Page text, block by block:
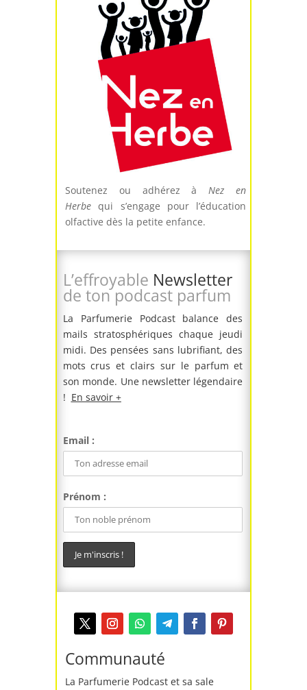
Soutenez ou adhérez àNez en
Herbequi s’engage pour l’éducation
olfactive dès la petite enfance.
L’effroyable Newsletter
de ton podcast parfum
La Parfumerie Podcast balance des
mails stratosphériques chaque jeudi
midi. Des pensées sans lubrifiant, des
mots crus et clairs sur le parfum et
son monde. Une newsletter légendaire
! En savoir +
Email :
Prénom :
Communauté
La Parfumerie Podcast et sa sale